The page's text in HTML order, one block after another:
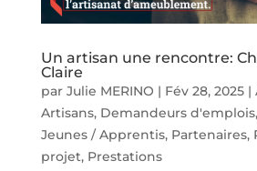
Un artisan une rencontre:
Claire
par Julie MERINO | Fév 28, 2025|
Artisans, Demandeurs d'emplois,
Jeunes / Apprentis, Partenaires,
projet, Prestations